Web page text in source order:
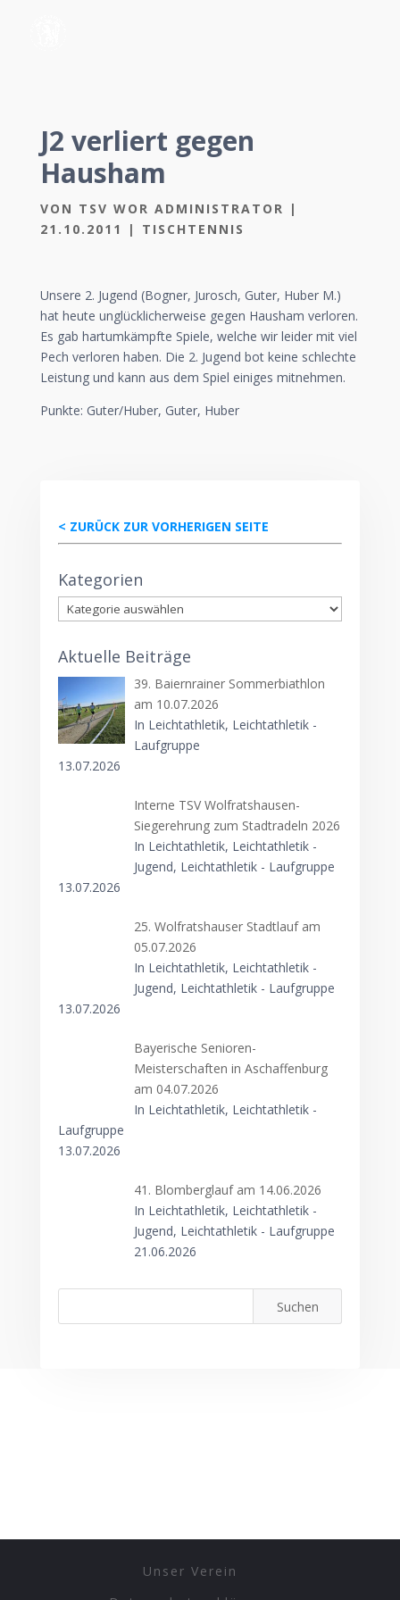
J2 verliert gegen
Hausham
VON TSV WOR ADMINISTRATOR |
21.10.2011
| TISCHTENNIS
Unsere 2. Jugend (Bogner, Jurosch, Guter, Huber M.)
hat heute unglücklicherweise gegen Hausham verloren.
Es gab hartumkämpfte Spiele, welche wir leider mit viel
Pech verloren haben. Die 2. Jugend bot keine schlechte
Leistung und kann aus dem Spiel einiges mitnehmen.
Punkte: Guter/Huber, Guter, Huber
< ZURÜCK ZUR VORHERIGEN SEITE
Kategorien
Kategorien
Aktuelle Beiträge
39. Baiernrainer Sommerbiathlon
am 10.07.2026
In Leichtathletik, Leichtathletik -
Laufgruppe
13.07.2026
Interne TSV Wolfratshausen-
Siegerehrung zum Stadtradeln 2026
In Leichtathletik, Leichtathletik -
Jugend, Leichtathletik - Laufgruppe
13.07.2026
25. Wolfratshauser Stadtlauf am
05.07.2026
In Leichtathletik, Leichtathletik -
Jugend, Leichtathletik - Laufgruppe
13.07.2026
Bayerische Senioren-
Meisterschaften in Aschaffenburg
am 04.07.2026
In Leichtathletik, Leichtathletik -
Laufgruppe
13.07.2026
41. Blomberglauf am 14.06.2026
In Leichtathletik, Leichtathletik -
Jugend, Leichtathletik - Laufgruppe
21.06.2026
Unser Verein